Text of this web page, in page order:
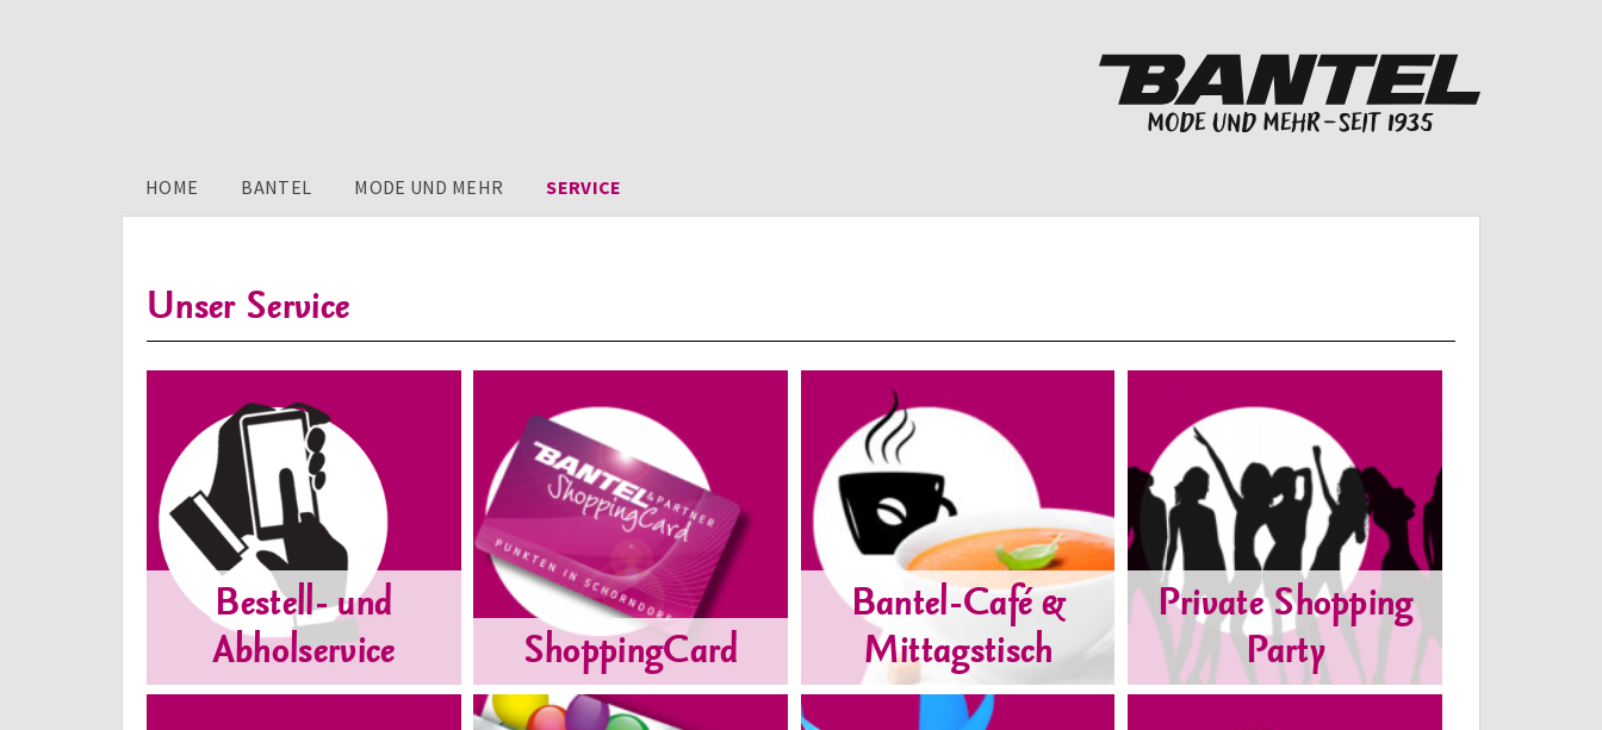
HOME BANTEL MODE UND MEHR SERVICE
Unser Service
Bestell- und
Abholservice
ShoppingCard
Bantel-Café &
Mittagstisch
Private Shopping
Party